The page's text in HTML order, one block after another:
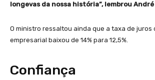
longevas da nossa história”, lembrou
O ministro ressaltou ainda que a taxa de juros
empresarial baixou de 14% para 12,5%.
Confiança